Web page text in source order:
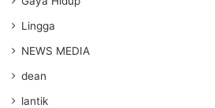
Lingga
NEWS MEDIA
dean
lantik